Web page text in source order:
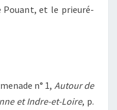
Pouant, et le prieuré-
n° 1, Autour de
et Indre-et-Loire, p.